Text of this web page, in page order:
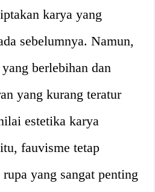
karya yang
sebelumnya. Namun,
berlebihan dan
yang kurang teratur
estetika karya
fauvisme tetap
yang sangat penting